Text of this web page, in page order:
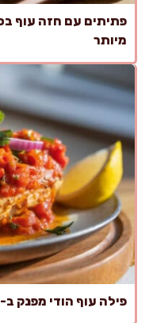
מיותר
פילה עוף הודי מפנק ב-25 דקות, בלי טיגון עמוק